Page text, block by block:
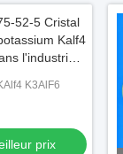
52-5 Cristal
Kalf4
l'industrie
K3AlF6
prix